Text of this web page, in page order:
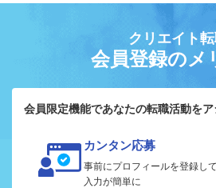
クリエイト
会員登録のメ
会員限定機能であなたの転職活動をア
カンタン応募
事前にプロフィールを登録し
入力が簡単に